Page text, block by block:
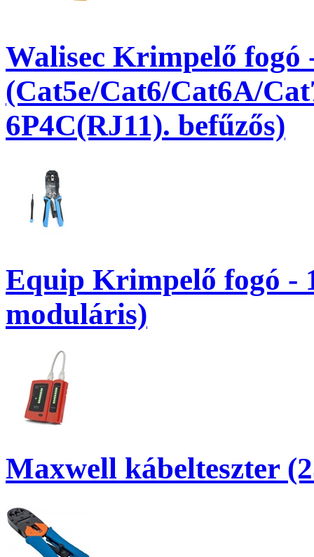
Walisec Krimpelő fogó
(Cat5e/Cat6/Cat6A/
6P4C(RJ11). befűzős)
Equip Krimpelő fogó -
moduláris)
Maxwell kábelteszter